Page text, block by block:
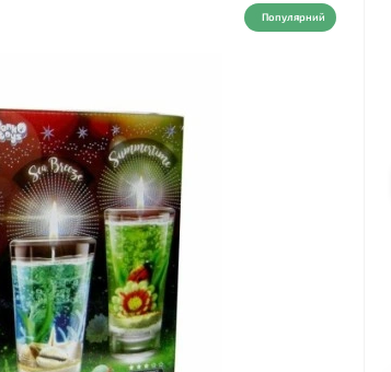
Популярний